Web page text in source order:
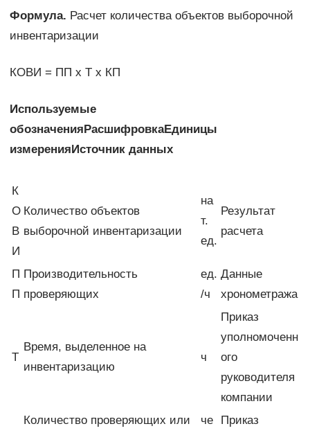
Формула. Расчет количества объектов выборочной
инвентаризации
КОВИ = ПП х Т х КП
Используемые
обозначения РасшифровкаЕдиницы
измерения Источник данных
К
О
В
И
Количество объектов
выборочной инвентаризации
на
т.
ед.
Результат
расчета
П
П
Производительность
проверяющих
ед.
/ч
Данные
хронометража
Т
Время, выделенное на
инвентаризацию
ч
Приказ
уполномоченн
ого
руководителя
компании
Количество проверяющих или
че
Приказ